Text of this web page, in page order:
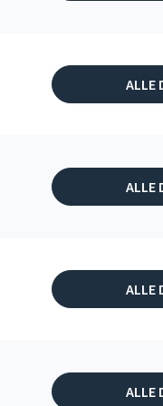
ALLE
ALLE
ALLE
ALLE